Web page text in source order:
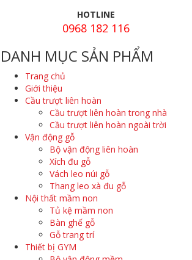
HOTLINE
0968 182 116
DANH MỤC SẢN PHẨM
Trang chủ
Giới thiệu
Cầu trượt liên hoàn
Cầu trượt liên hoàn trong nhà
Cầu trượt liên hoàn ngoài trời
Vận động gỗ
Bộ vận động liên hoàn
Xích đu gỗ
Vách leo núi gỗ
Thang leo xà đu gỗ
Nội thất mầm non
Tủ kệ mầm non
Bàn ghế gỗ
Gỗ trang trí
Thiết bị GYM